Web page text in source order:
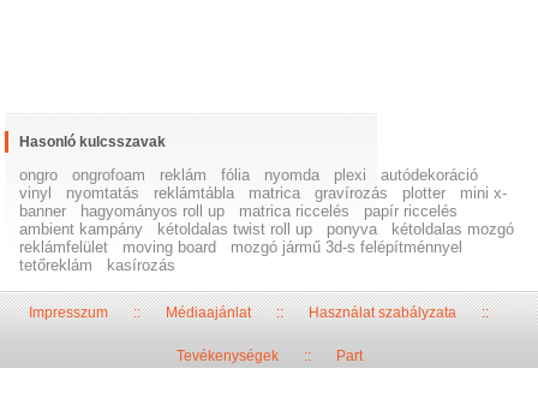
Hasonló kulcsszavak
ongro ongrofoam reklám fólia nyomda plexi
autódekoráció
vinyl
nyomtatás reklámtábla matrica gravírozás plotter
mini x-
banner
hagyományos roll up matrica riccelés
papír riccelés
ambient kampány
kétoldalas twist roll up ponyva
kétoldalas mozgó
reklámfelület
moving board
mozgó jármű 3d-s felépítménnyel
tetőreklám
kasírozás
Impresszum::Médiaajánlat::Használat szabályzata::
Tevékenységek:: Part